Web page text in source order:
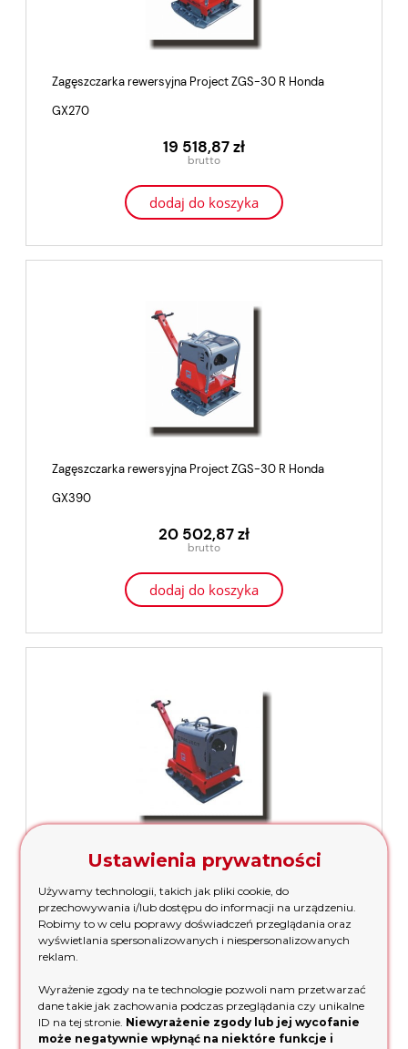
Zagęszczarka rewersyjna Project ZGS-30 R Honda
GX270
19 518,87 zł
dodaj do koszyka
Zagęszczarka rewersyjna Project ZGS-30 R Honda
GX390
20 502,87 zł
dodaj do koszyka
Zagęszczarka rewersyjna Project ZGS-45 Honda GX390
31 388,37 zł
Ustawienia prywatności
Używamy technologii, takich jak pliki cookie, do
przechowywania i/lub dostępu do informacji na urządzeniu.
Robimy to w celu poprawy doświadczeń przeglądania oraz
wyświetlania spersonalizowanych i niespersonalizowanych
reklam.
Wyrażenie zgody na te technologie pozwoli nam przetwarzać
dane takie jak zachowania podczas przeglądania czy unikalne
ID na tej stronie. Niewyrażenie zgody lub jej wycofanie
może negatywnie wpłynąć na niektóre funkcje i